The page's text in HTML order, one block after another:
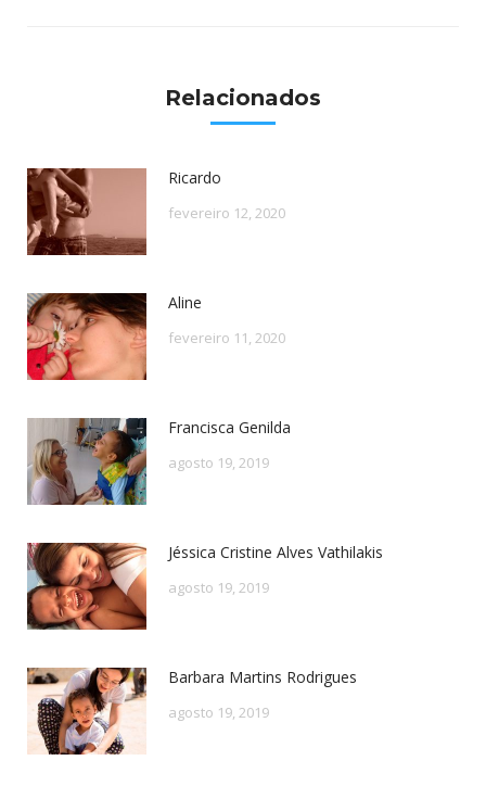
Relacionados
Ricardo
fevereiro 12, 2020
Aline
fevereiro 11, 2020
Francisca Genilda
agosto 19, 2019
Jéssica Cristine Alves Vathilakis
agosto 19, 2019
Barbara Martins Rodrigues
agosto 19, 2019